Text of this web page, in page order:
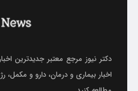
دکتر نیوز مرجع معتبر جدیدترین
اخبار بیماری و درمان، دارو و